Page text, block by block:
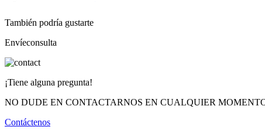
También podría gustarte
Envíeconsulta
¡Tiene alguna pregunta!
NO DUDE EN CONTACTARNOS EN CUALQUIER
Contáctenos